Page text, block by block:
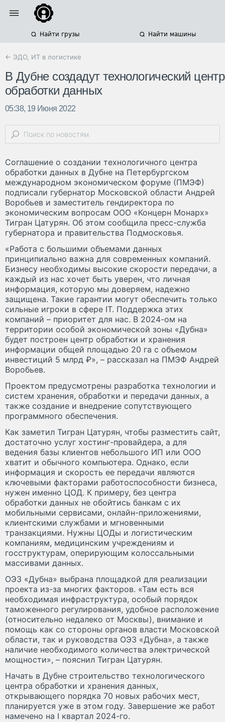
Найти грузы Найти машины
← ЭДО, ИТ в логистике
В Дубне создадут технологический центр
обработки данных
05:38, 19 Июня 2022
Соглашение о создании технологичного центра
обработки данных в Дубне на Петербургском
международном экономическом форуме (ПМЭФ)
подписали губернатор Московской области Андрей
Воробьев и заместитель гендиректора по
экономическим вопросам ООО «Концерн Монарх»
Тигран Цатурян. Об этом сообщила пресс-служба
губернатора и правительства Подмосковья.
«Работа с большими объемами данных
принципиально важна для современных компаний.
Бизнесу необходимы высокие скорости передачи, а
каждый из нас хочет быть уверен, что личная
информация, которую мы доверяем, надежно
защищена. Такие гарантии могут обеспечить только
сильные игроки в сфере IT. Поддержка этих
компаний – приоритет для нас. В 2024-ом на
территории особой экономической зоны «Дубна»
будет построен центр обработки и хранения
информации общей площадью 20 га с объемом
инвестиций 5 млрд ₽», – рассказал на ПМЭФ Андрей
Воробьев.
Проектом предусмотрены разработка технологии и
систем хранения, обработки и передачи данных, а
также создание и внедрение сопутствующего
программного обеспечения.
Как заметил Тигран Цатурян, чтобы разместить сайт,
достаточно услуг хостинг-провайдера, а для
ведения базы клиентов небольшого ИП или ООО
хватит и обычного компьютера. Однако, если
информация и скорость ее передачи являются
ключевыми факторами работоспособности бизнеса,
нужен именно ЦОД. К примеру, без центра
обработки данных не обойтись банкам с их
мобильными сервисами, онлайн-приложениями,
клиентскими службами и мгновенными
транзакциями. Нужны ЦОДы и логистическим
компаниям, медицинским учреждениям и
госструктурам, оперирующим колоссальными
массивами данных.
ОЭЗ «Дубна» выбрана площадкой для реализации
проекта из-за многих факторов. «Там есть вся
необходимая инфраструктура, особый порядок
таможенного регулирования, удобное расположение
(относительно недалеко от Москвы), внимание и
помощь как со стороны органов власти Московской
области, так и руководства ОЭЗ «Дубна», а также
наличие необходимого количества электрической
мощности», – пояснил Тигран Цатурян.
Начать в Дубне строительство технологического
центра обработки и хранения данных,
открывающего порядка 70 новых рабочих мест,
планируется уже в этом году. Завершение же работ
намечено на I квартал 2024-го.